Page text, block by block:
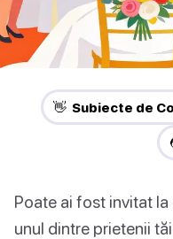
👋 Subiecte de
Poate ai fost invitat
unul dintre prietenii